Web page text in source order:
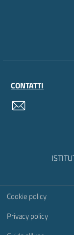
CONTATTI
Sezione
Cookie policy
Privacy policy